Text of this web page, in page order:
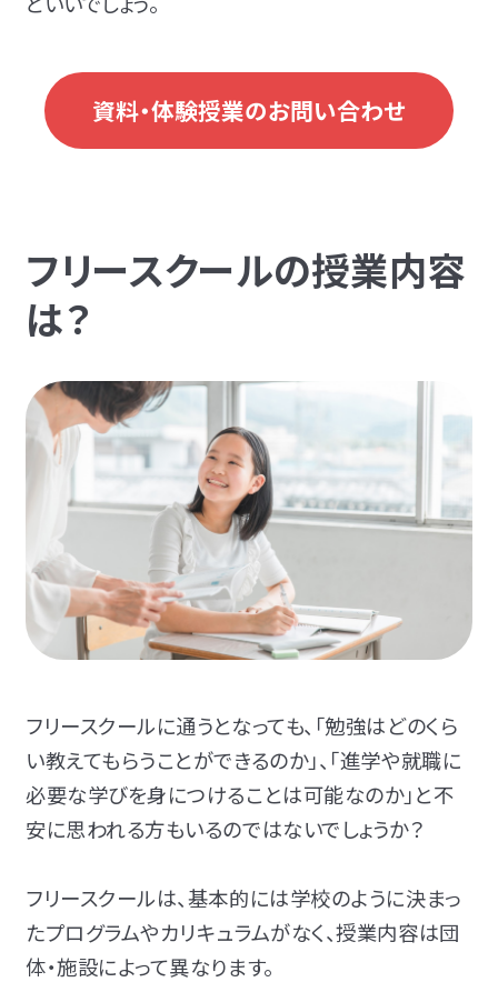
資料・体験授業のお問い合わせ
フリースクールの授業内容
は？
フリースクールに通うとなっても、「勉強はどのくら
い教えてもらうことができるのか」、「進学や就職に
必要な学びを身につけることは可能なのか」と不
安に思われる方もいるのではないでしょうか？
フリースクールは、基本的には学校のように決まっ
たプログラムやカリキュラムがなく、授業内容は団
体・施設によって異なります。